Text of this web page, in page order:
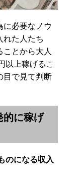
に必要なノウ
れた人たち
とから大人
以上稼げるこ
目で見て判断
的に稼げ
のになる収入